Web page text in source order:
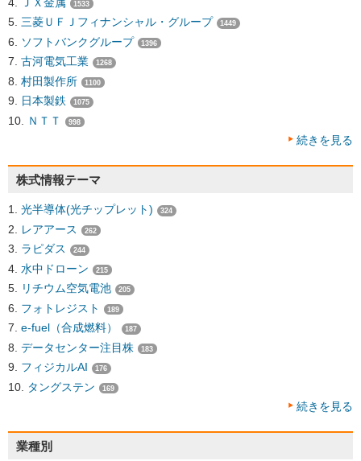
1533
三菱ＵＦＪフィナンシャル・グループ 1449
ソフトバンクグループ 1396
古河電気工業 1268
村田製作所 1100
日本製鉄 1075
ＮＴＴ 998
続きを見る
株式情報テーマ
光半導体(光チップレット) 324
レアアース 262
ラピダス 244
水中ドローン 215
リチウム空気電池 205
フォトレジスト 189
e-fuel（合成燃料） 187
データセンター注目株 183
フィジカルAI 176
タングステン 169
続きを見る
業種別